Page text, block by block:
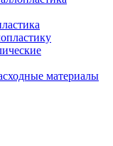
материалы